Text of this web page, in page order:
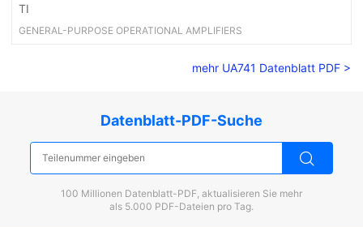
TI
GENERAL-PURPOSE OPERATIONAL AMPLIFIERS
mehr UA741 Datenblatt PDF >
Datenblatt-PDF-Suche
100 Millionen Datenblatt-PDF, aktualisieren Sie mehr
als 5.000 PDF-Dateien pro Tag.